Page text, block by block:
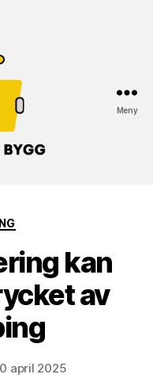
Meny
kan
av
april 2025